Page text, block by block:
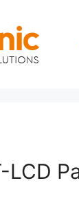
LCD